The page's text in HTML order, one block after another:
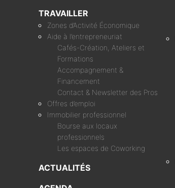
TRAVAILLER
Zones d’Activité Économique
Aide à l’entrepreneuriat
Cafés-Création, Ateliers et
Formations
Accompagnement &
Financement
Contact & Newsletter des Pros
Offres d’emploi
Immobilier professionnel
Bourse aux locaux
professionnels
Les espaces de Coworking
ACTUALITÉS